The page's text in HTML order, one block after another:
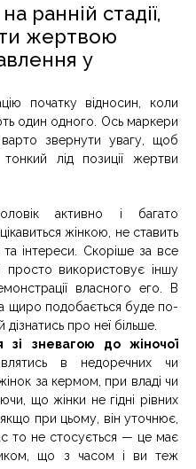
ранній стадії,
жертвою
у
початку відносин, коли
один одного. Ось маркери
варто звернути увагу, щоб
лід позиції жертви
активно і багато
жінкою, не ставить
інтереси. Скоріше за все
використовує іншу
власного его. В
щиро подобається буде по-
про неї більше.
зі зневагою до жіночої
в недоречних чи
за кермом, при владі чи
що жінки не гідні рівних
при цьому, він уточнює,
то не стосується — це має
що з часом і ви теж